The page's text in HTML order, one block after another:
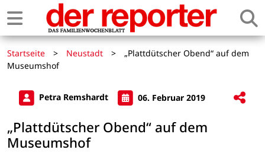
Startseite > Neustadt >
„Plattdütscher Obend“ auf dem
Museumshof
Petra Remshardt 06. Februar 2019
„Plattdütscher Obend“ auf dem
Museumshof